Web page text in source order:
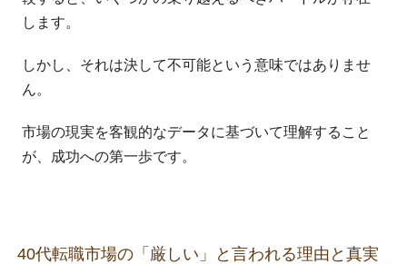
します。
しかし、それは決して不可能という意味ではありませ
ん。
市場の現実を客観的なデータに基づいて理解すること
が、成功への第一歩です。
40代転職市場の「厳しい」と言われる理由と真実